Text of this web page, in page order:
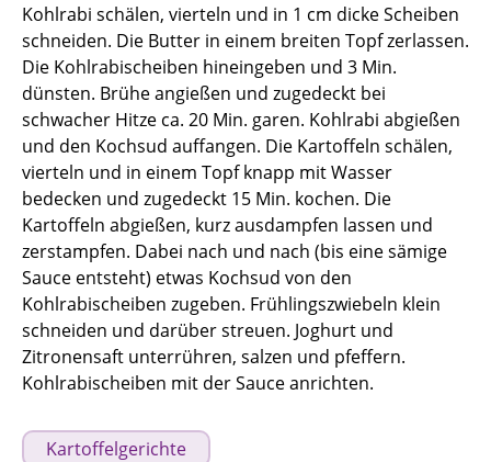
Kohlrabi schälen, vierteln und in 1 cm dicke Scheiben
schneiden. Die Butter in einem breiten Topf zerlassen.
Die Kohlrabischeiben hineingeben und 3 Min.
dünsten. Brühe angießen und zugedeckt bei
schwacher Hitze ca. 20 Min. garen. Kohlrabi abgießen
und den Kochsud auffangen. Die Kartoffeln schälen,
vierteln und in einem Topf knapp mit Wasser
bedecken und zugedeckt 15 Min. kochen. Die
Kartoffeln abgießen, kurz ausdampfen lassen und
zerstampfen. Dabei nach und nach (bis eine sämige
Sauce entsteht) etwas Kochsud von den
Kohlrabischeiben zugeben. Frühlingszwiebeln klein
schneiden und darüber streuen. Joghurt und
Zitronensaft unterrühren, salzen und pfeffern.
Kohlrabischeiben mit der Sauce anrichten.
Kartoffelgerichte